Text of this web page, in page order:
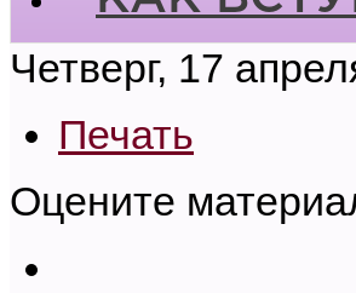
Четверг, 17
Печать
Оцените